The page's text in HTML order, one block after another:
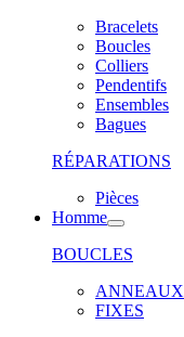
Bracelets
Boucles
Colliers
Pendentifs
Ensembles
Bagues
RÉPARATIONS
Pièces
Homme
BOUCLES
ANNEAUX
FIXES